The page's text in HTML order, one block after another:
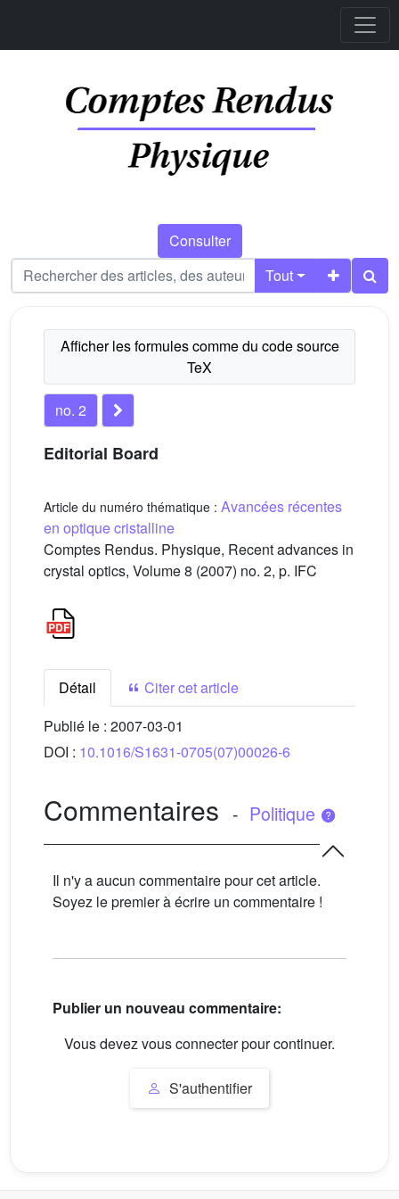
Consulter
Tout
no. 2
Editorial Board
Article du numéro thématique : Avancées récentes
en optique cristalline
Comptes Rendus. Physique, Recent advances in
crystal optics, Volume 8 (2007) no. 2, p. IFC
Détail
Citer cet article
Publié le : 2007-03-01
DOI : 10.1016/S1631-0705(07)00026-6
Commentaires - Politique
Il n'y a aucun commentaire pour cet article.
Soyez le premier à écrire un commentaire !
Publier un nouveau commentaire:
Vous devez vous connecter pour continuer.
S'authentifier